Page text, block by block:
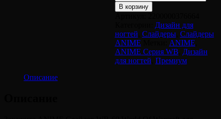
товара
ANIME
60
World
Of
Warcraft
В корзину
Дизайн для
ногтей Слайдеры, Слайдеры
ANIME
ANIME
ANIME Серия WB Дизайн
для ногтей Премиум
Описание